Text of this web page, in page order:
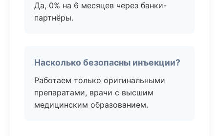
Да, 0% на 6 месяцев через банки-
партнёры.
Насколько безопасны инъекции?
Работаем только оригинальными
препаратами, врачи с высшим
медицинским образованием.